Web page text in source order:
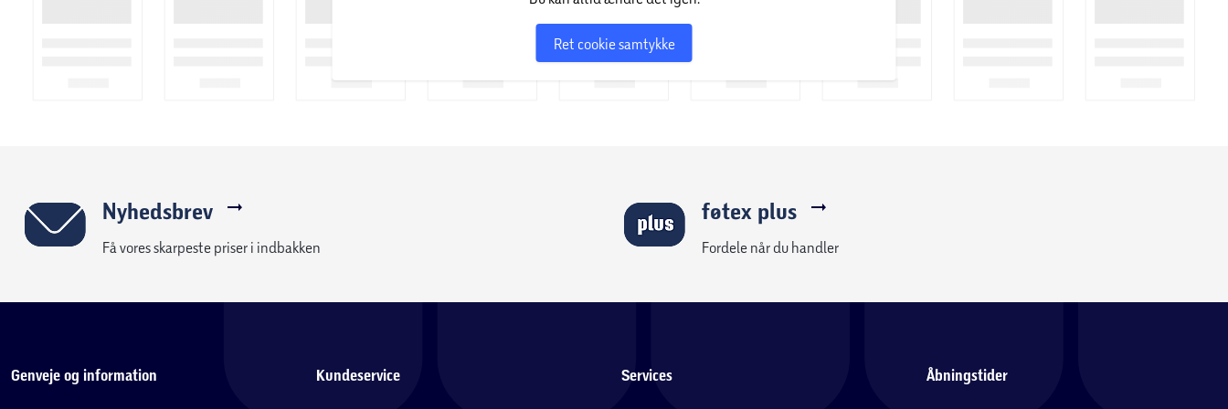
Ret cookie samtykke
Nyhedsbrev
Få vores skarpeste priser i indbakken
føtex plus
Fordele når du handler
Genveje og information Kundeservice Services Åbningstider